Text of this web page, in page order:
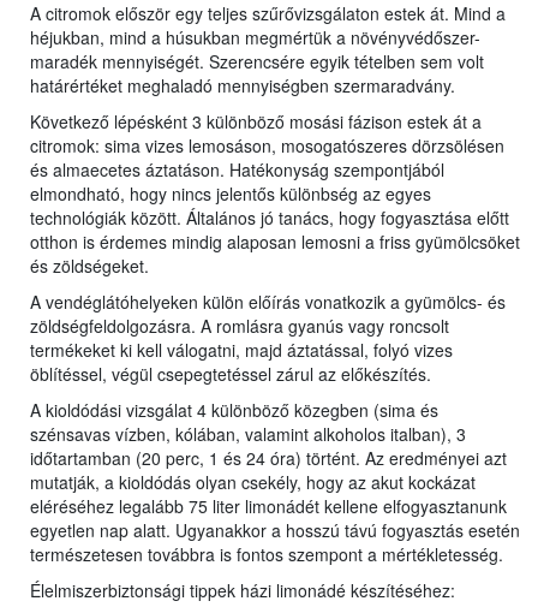
A citromok először egy teljes szűrővizsgálaton estek át. Mind a
héjukban, mind a húsukban megmértük a növényvédőszer-
maradék mennyiségét. Szerencsére egyik tételben sem volt
határértéket meghaladó mennyiségben szermaradvány.
Következő lépésként 3 különböző mosási fázison estek át a
citromok: sima vizes lemosáson, mosogatószeres dörzsölésen
és almaecetes áztatáson. Hatékonyság szempontjából
elmondható, hogy nincs jelentős különbség az egyes
technológiák között. Általános jó tanács, hogy fogyasztása előtt
otthon is érdemes mindig alaposan lemosni a friss gyümölcsöket
és zöldségeket.
A vendéglátóhelyeken külön előírás vonatkozik a gyümölcs- és
zöldségfeldolgozásra. A romlásra gyanús vagy roncsolt
termékeket ki kell válogatni, majd áztatással, folyó vizes
öblítéssel, végül csepegtetéssel zárul az előkészítés.
A kioldódási vizsgálat 4 különböző közegben (sima és
szénsavas vízben, kólában, valamint alkoholos italban), 3
időtartamban (20 perc, 1 és 24 óra) történt. Az eredményei azt
mutatják, a kioldódás olyan csekély, hogy az akut kockázat
eléréséhez legalább 75 liter limonádét kellene elfogyasztanunk
egyetlen nap alatt. Ugyanakkor a hosszú távú fogyasztás esetén
természetesen továbbra is fontos szempont a mértékletesség.
Élelmiszerbiztonsági tippek házi limonádé készítéséhez: